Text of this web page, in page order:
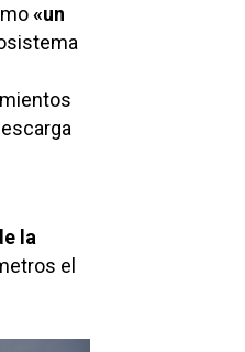
«un
la
el